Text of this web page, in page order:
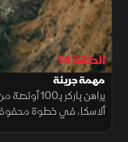
الحلقة 14
مهمة جريئة
يراهن
ألاسكا، في خطوة